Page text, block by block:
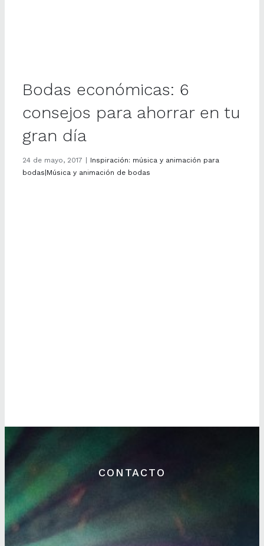
Bodas económicas: 6
consejos para ahorrar en tu
gran día
24 de mayo, 2017
Inspiración: música y animación para
bodas|Música y animación de bodas
CONTACTO